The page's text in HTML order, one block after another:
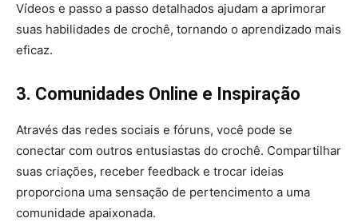
Vídeos e passo a passo detalhados ajudam a aprimorar
suas habilidades de crochê, tornando o aprendizado mais
eficaz.
3. Comunidades Online e Inspiração
Através das redes sociais e fóruns, você pode se
conectar com outros entusiastas do crochê. Compartilhar
suas criações, receber feedback e trocar ideias
proporciona uma sensação de pertencimento a uma
comunidade apaixonada.